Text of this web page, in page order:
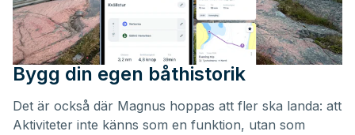
Bygg din egen båthistorik
Det är också där Magnus hoppas att fler ska landa: att
Aktiviteter inte känns som en funktion, utan som